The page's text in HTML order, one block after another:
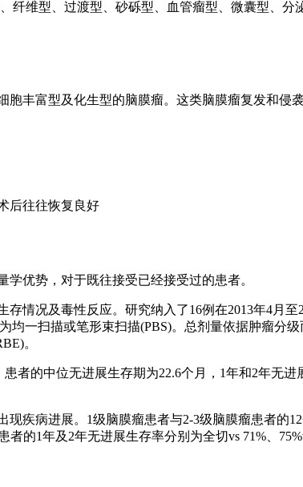
维型、过渡型、砂砾型、血管瘤型、微囊型、分
富型及化生型的脑膜瘤。这类脑膜瘤复发和侵
后往往恢复良好
优势，对于既往接受已经接受过的患者。
况及毒性反应。研究纳入了16例在2013年4月至
一扫描或笔形束扫描(PBS)。总剂量依据肿瘤分
。
的中位无进展生存期为22.6个月，1年和2年无进
病进展。1级脑膜瘤患者与2-3级脑膜瘤患者的12
的1年及2年无进展生存率分别为全切vs 71%、